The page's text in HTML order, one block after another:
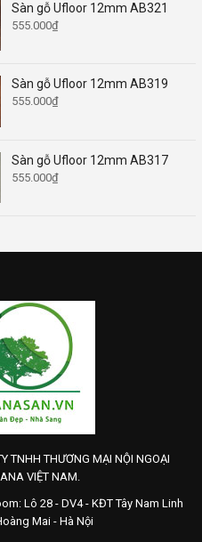
Sàn gỗ Ufloor 12mm AB321
555.000₫
Sàn gỗ Ufloor 12mm AB319
555.000₫
Sàn gỗ Ufloor 12mm AB317
555.000₫
TNHH THƯƠNG MẠI NỘI NGOẠI
VIỆT NAM.
Lô 28 - DV4 - KĐT Tây Nam Linh
Mai - Hà Nội